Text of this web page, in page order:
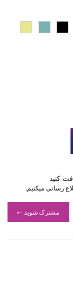
کنید
رسانی میکنیم.
مشترک شوید